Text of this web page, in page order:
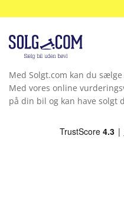
Servo
Skiltegenkendelse
Splitbagsæde
Startspærre
Med Solgt.com kan du
Med vores online
på din bil og kan have solgt